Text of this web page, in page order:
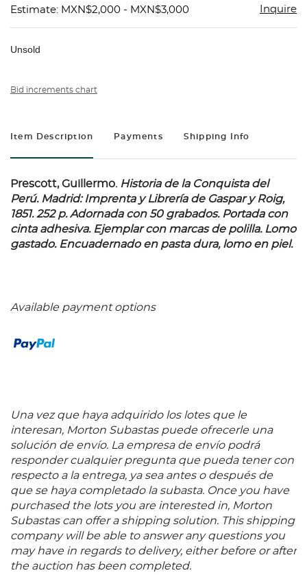
Estimate: MXN$2,000 - MXN$3,000 Inquire
Unsold
Bid increments chart
Item Description Payments Shipping Info
Prescott, Guillermo. Historia de la Conquista del
Perú.Madrid: Imprenta y Librería de Gaspar y Roig,
1851. 252 p. Adornada con 50 grabados. Portada con
cinta adhesiva. Ejemplar con marcas de polilla. Lomo
gastado. Encuadernado en pasta dura, lomo en piel.
Available payment options
Una vez que haya adquirido los lotes que le
interesan, Morton Subastas puede ofrecerle una
solución de envío. La empresa de envío podrá
responder cualquier pregunta que pueda tener con
respecto a la entrega, ya sea antes o después de
que se haya completado la subasta. Once you have
purchased the lots you are interested in, Morton
Subastas can offer a shipping solution. This shipping
company will be able to answer any questions you
may have in regards to delivery, either before or after
the auction has been completed.